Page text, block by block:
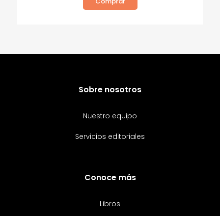
Sobre nosotros
Nuestro equipo
Servicios editoriales
Conoce más
Libros